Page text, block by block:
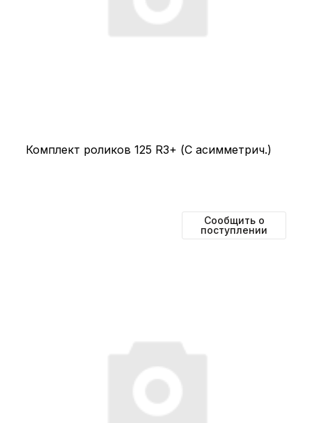
Комплект роликов 125 R3+ (С асимметрич.)
Сообщить о
поступлении